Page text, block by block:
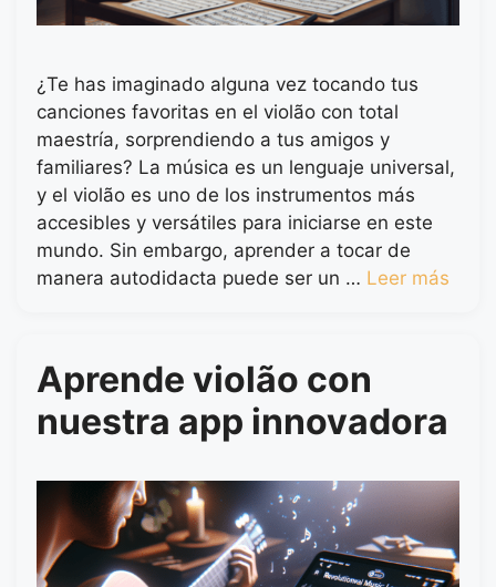
¿Te has imaginado alguna vez tocando tus
canciones favoritas en el violão con total
maestría, sorprendiendo a tus amigos y
familiares? La música es un lenguaje universal,
y el violão es uno de los instrumentos más
accesibles y versátiles para iniciarse en este
mundo. Sin embargo, aprender a tocar de
manera autodidacta puede ser un … Leer más
Aprende violão con
nuestra app innovadora